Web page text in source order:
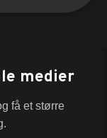
medier
få et større